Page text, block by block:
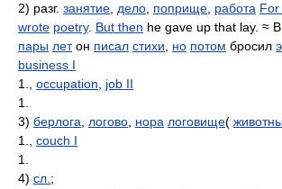
2) разг. занятие дело поприще работа
wrote poetry. But then he gave up that lay. ≈ В
пары летон писал стихи но потом бросил
business I
1., occupation
job II
1.
3) берлога логово нора логовище(
1., couch I
1.
4) сл. ;